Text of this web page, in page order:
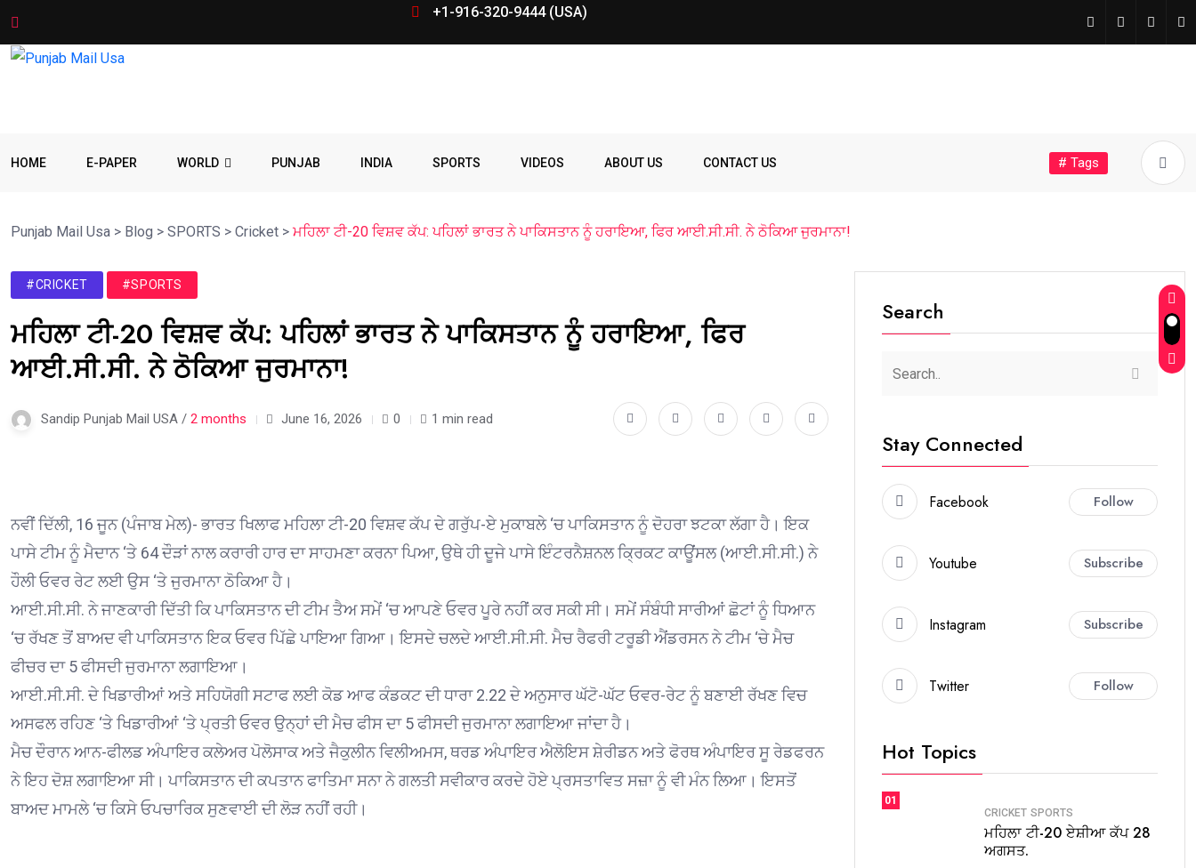
+1-916-320-9444 (USA)
HOME E-PAPER WORLD PUNJAB INDIA SPORTS VIDEOS ABOUT US CONTACT US # Tags
Punjab Mail Usa > Blog > SPORTS > Cricket > ਮਹਿਲਾ ਟੀ-20 ਵਿਸ਼ਵ ਕੱਪ: ਪਹਿਲਾਂ ਭਾਰਤ ਨੇ ਪਾਕਿਸਤਾਨ ਨੂੰ ਹਰਾਇਆ, ਫਿਰ ਆਈ.ਸੀ.ਸੀ. ਨੇ ਠੋਕਿਆ ਜੁਰਮਾਨਾ!
#CRICKET #SPORTS
ਮਹਿਲਾ ਟੀ-20 ਵਿਸ਼ਵ ਕੱਪ: ਪਹਿਲਾਂ ਭਾਰਤ ਨੇ ਪਾਕਿਸਤਾਨ ਨੂੰ ਹਰਾਇਆ, ਫਿਰ
ਆਈ.ਸੀ.ਸੀ. ਨੇ ਠੋਕਿਆ ਜੁਰਮਾਨਾ!
Sandip Punjab Mail USA / 2 months June 16, 2026 0 1 min read
ਨਵੀਂ ਦਿੱਲੀ, 16 ਜੂਨ (ਪੰਜਾਬ ਮੇਲ)- ਭਾਰਤ ਖਿਲਾਫ ਮਹਿਲਾ ਟੀ-20 ਵਿਸ਼ਵ ਕੱਪ ਦੇ ਗਰੁੱਪ-ਏ ਮੁਕਾਬਲੇ ‘ਚ ਪਾਕਿਸਤਾਨ ਨੂੰ ਦੋਹਰਾ ਝਟਕਾ ਲੱਗਾ ਹੈ। ਇਕ
ਪਾਸੇ ਟੀਮ ਨੂੰ ਮੈਦਾਨ ‘ਤੇ 64 ਦੌੜਾਂ ਨਾਲ ਕਰਾਰੀ ਹਾਰ ਦਾ ਸਾਹਮਣਾ ਕਰਨਾ ਪਿਆ, ਉਥੇ ਹੀ ਦੂਜੇ ਪਾਸੇ ਇੰਟਰਨੈਸ਼ਨਲ ਕ੍ਰਿਕਟ ਕਾਊਂਸਲ (ਆਈ.ਸੀ.ਸੀ.) ਨੇ
ਹੌਲੀ ਓਵਰ ਰੇਟ ਲਈ ਉਸ ‘ਤੇ ਜੁਰਮਾਨਾ ਠੋਕਿਆ ਹੈ।
ਆਈ.ਸੀ.ਸੀ. ਨੇ ਜਾਣਕਾਰੀ ਦਿੱਤੀ ਕਿ ਪਾਕਿਸਤਾਨ ਦੀ ਟੀਮ ਤੈਅ ਸਮੇਂ ‘ਚ ਆਪਣੇ ਓਵਰ ਪੂਰੇ ਨਹੀਂ ਕਰ ਸਕੀ ਸੀ। ਸਮੇਂ ਸੰਬੰਧੀ ਸਾਰੀਆਂ ਛੋਟਾਂ ਨੂੰ ਧਿਆਨ
‘ਚ ਰੱਖਣ ਤੋਂ ਬਾਅਦ ਵੀ ਪਾਕਿਸਤਾਨ ਇਕ ਓਵਰ ਪਿੱਛੇ ਪਾਇਆ ਗਿਆ। ਇਸਦੇ ਚਲਦੇ ਆਈ.ਸੀ.ਸੀ. ਮੈਚ ਰੈਫਰੀ ਟਰੂਡੀ ਐਂਡਰਸਨ ਨੇ ਟੀਮ ‘ਚੇ ਮੈਚ
ਫੀਚਰ ਦਾ 5 ਫੀਸਦੀ ਜੁਰਮਾਨਾ ਲਗਾਇਆ।
ਆਈ.ਸੀ.ਸੀ. ਦੇ ਖਿਡਾਰੀਆਂ ਅਤੇ ਸਹਿਯੋਗੀ ਸਟਾਫ ਲਈ ਕੋਡ ਆਫ ਕੰਡਕਟ ਦੀ ਧਾਰਾ 2.22 ਦੇ ਅਨੁਸਾਰ ਘੱਟੋ-ਘੱਟ ਓਵਰ-ਰੇਟ ਨੂੰ ਬਣਾਈ ਰੱਖਣ ਵਿਚ
ਅਸਫਲ ਰਹਿਣ ‘ਤੇ ਖਿਡਾਰੀਆਂ ‘ਤੇ ਪ੍ਰਤੀ ਓਵਰ ਉਨ੍ਹਾਂ ਦੀ ਮੈਚ ਫੀਸ ਦਾ 5 ਫੀਸਦੀ ਜੁਰਮਾਨਾ ਲਗਾਇਆ ਜਾਂਦਾ ਹੈ।
ਮੈਚ ਦੌਰਾਨ ਆਨ-ਫੀਲਡ ਅੰਪਾਇਰ ਕਲੇਅਰ ਪੋਲੋਸਾਕ ਅਤੇ ਜੈਕੁਲੀਨ ਵਿਲੀਅਮਸ, ਥਰਡ ਅੰਪਾਇਰ ਐਲੋਇਸ ਸ਼ੇਰੀਡਨ ਅਤੇ ਫੋਰਥ ਅੰਪਾਇਰ ਸੂ ਰੇਡਫਰਨ
ਨੇ ਇਹ ਦੋਸ਼ ਲਗਾਇਆ ਸੀ। ਪਾਕਿਸਤਾਨ ਦੀ ਕਪਤਾਨ ਫਾਤਿਮਾ ਸਨਾ ਨੇ ਗਲਤੀ ਸਵੀਕਾਰ ਕਰਦੇ ਹੋਏ ਪ੍ਰਸਤਾਵਿਤ ਸਜ਼ਾ ਨੂੰ ਵੀ ਮੰਨ ਲਿਆ। ਇਸਤੋਂ
ਬਾਅਦ ਮਾਮਲੇ ‘ਚ ਕਿਸੇ ਓਪਚਾਰਿਕ ਸੁਣਵਾਈ ਦੀ ਲੋੜ ਨਹੀਂ ਰਹੀ।
Search
Stay Connected
Facebook Follow
Youtube Subscribe
Instagram Subscribe
Twitter Follow
Hot Topics
01
CRICKET SPORTS
ਮਹਿਲਾ ਟੀ-20 ਏਸ਼ੀਆ ਕੱਪ 28
ਅਗਸਤ.